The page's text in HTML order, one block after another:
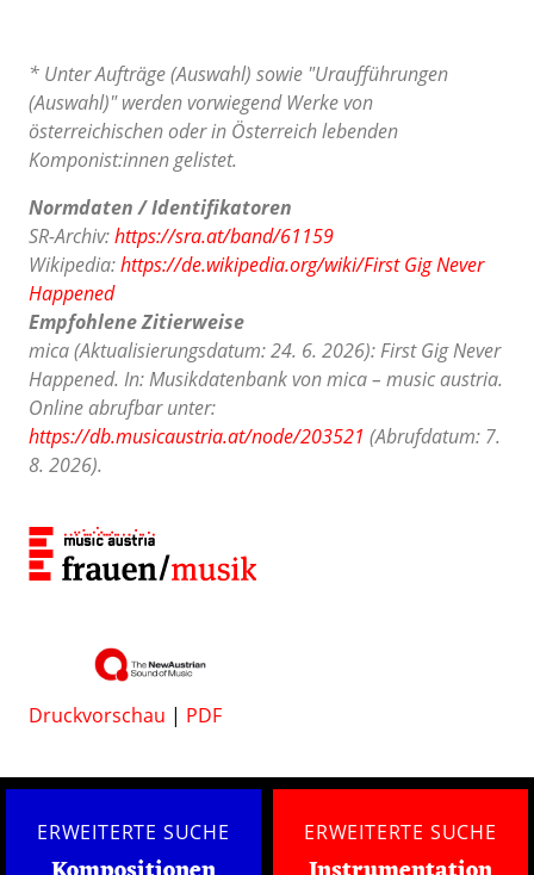
* Unter Aufträge (Auswahl) sowie "Uraufführungen
(Auswahl)" werden vorwiegend Werke von
österreichischen oder in Österreich lebenden
Komponist:innen gelistet.
Normdaten / Identifikatoren
SR-Archiv:https://sra.at/band/61159
Wikipedia:https://de.wikipedia.org/wiki/First Gig Never
Happened
Empfohlene Zitierweise
mica (Aktualisierungsdatum: 24. 6. 2026): First Gig Never
Happened. In: Musikdatenbank von mica – music austria.
Online abrufbar unter:
https://db.musicaustria.at/node/203521 (Abrufdatum: 7.
8. 2026).
Druckvorschau | PDF
ERWEITERTE SUCHE ERWEITERTE SUCHE